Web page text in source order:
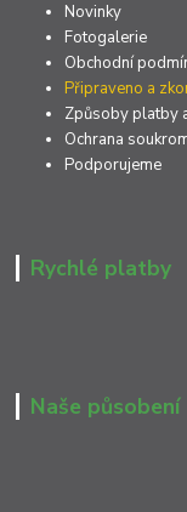
Novinky
Fotogalerie
Obchodní
Připraveno a
Způsoby platby
Ochrana
Podporujeme
Rychlé platby
Naše působení